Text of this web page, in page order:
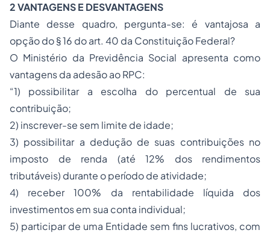
2 VANTAGENS E DESVANTAGENS
Diante desse quadro, pergunta-se: é vantajosa a
opção do § 16 do art. 40 da Constituição Federal?
O Ministério da Previdência Social apresenta como
vantagens da adesão ao RPC:
“1) possibilitar a escolha do percentual de sua
contribuição;
2) inscrever-se sem limite de idade;
3) possibilitar a dedução de suas contribuições no
imposto de renda (até 12% dos rendimentos
tributáveis) durante o período de atividade;
4) receber 100% da rentabilidade líquida dos
investimentos em sua conta individual;
5) participar de uma Entidade sem fins lucrativos, com